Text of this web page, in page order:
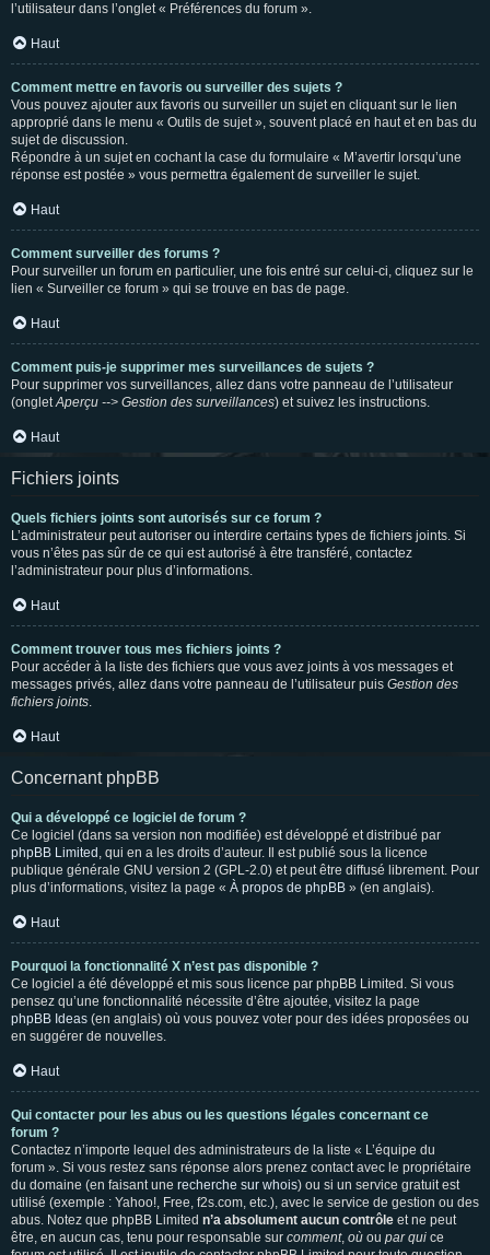
l’utilisateur dans l’onglet « Préférences du forum ».
Haut
Comment mettre en favoris ou surveiller des sujets ?
Vous pouvez ajouter aux favoris ou surveiller un sujet en cliquant sur le lien
approprié dans le menu « Outils de sujet », souvent placé en haut et en bas du
sujet de discussion.
Répondre à un sujet en cochant la case du formulaire « M’avertir lorsqu’une
réponse est postée » vous permettra également de surveiller le sujet.
Haut
Comment surveiller des forums ?
Pour surveiller un forum en particulier, une fois entré sur celui-ci, cliquez sur le
lien « Surveiller ce forum » qui se trouve en bas de page.
Haut
Comment puis-je supprimer mes surveillances de sujets ?
Pour supprimer vos surveillances, allez dans votre panneau de l’utilisateur
(ongletAperçu --> Gestion des surveillances) et suivez les instructions.
Haut
Fichiers joints
Quels fichiers joints sont autorisés sur ce forum ?
L’administrateur peut autoriser ou interdire certains types de fichiers joints. Si
vous n’êtes pas sûr de ce qui est autorisé à être transféré, contactez
l’administrateur pour plus d’informations.
Haut
Comment trouver tous mes fichiers joints ?
Pour accéder à la liste des fichiers que vous avez joints à vos messages et
messages privés, allez dans votre panneau de l’utilisateur puis Gestion des
fichiers joints.
Haut
Concernant phpBB
Qui a développé ce logiciel de forum ?
Ce logiciel (dans sa version non modifiée) est développé et distribué par
phpBB Limited , qui en a les droits d’auteur. Il est publié sous la licence
publique générale GNU version 2 (GPL-2.0) et peut être diffusé librement. Pour
plus d’informations, visitez la page « À propos de phpBB » (en anglais).
Haut
Pourquoi la fonctionnalité X n’est pas disponible ?
Ce logiciel a été développé et mis sous licence par phpBB Limited. Si vous
pensez qu’une fonctionnalité nécessite d’être ajoutée, visitez la page
phpBB Ideas (en anglais) où vous pouvez voter pour des idées proposées ou
en suggérer de nouvelles.
Haut
Qui contacter pour les abus ou les questions légales concernant ce
forum ?
Contactez n’importe lequel des administrateurs de la liste « L’équipe du
forum ». Si vous restez sans réponse alors prenez contact avec le propriétaire
du domaine (en faisant une recherche sur whois) ou si un service gratuit est
utilisé (exemple : Yahoo!, Free, f2s.com, etc.), avec le service de gestion ou des
abus. Notez que phpBB Limited n’a absolument aucun contrôle et ne peut
être, en aucun cas, tenu pour responsable sur comment, où ou par qui ce